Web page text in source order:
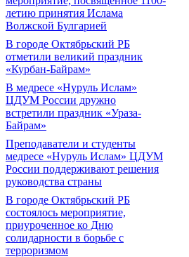
летию принятия Ислама
Волжской Булгарией
В городе Октябрьский РБ
отметили великий праздник
«Курбан-Байрам»
В медресе «Нуруль Ислам»
ЦДУМ России дружно
встретили праздник «Ураза-
Байрам»
Преподаватели и студенты
медресе «Нуруль Ислам» ЦДУМ
России поддерживают решения
руководства страны
В городе Октябрьский РБ
состоялось мероприятие,
приуроченное ко Дню
солидарности в борьбе с
терроризмом